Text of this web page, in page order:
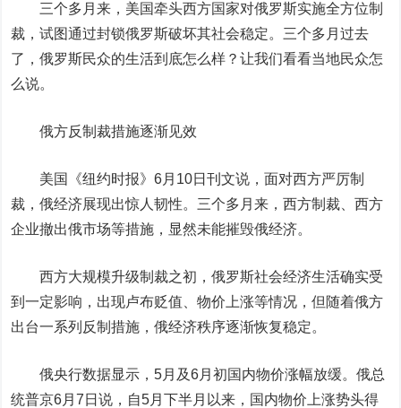
三个多月来，美国牵头西方国家对俄罗斯实施全方位制
裁，试图通过封锁俄罗斯破坏其社会稳定。三个多月过去
了，俄罗斯民众的生活到底怎么样？让我们看看当地民众怎
么说。
俄方反制裁措施逐渐见效
美国《纽约时报》6月10日刊文说，面对西方严厉制
裁，俄经济展现出惊人韧性。三个多月来，西方制裁、西方
企业撤出俄市场等措施，显然未能摧毁俄经济。
西方大规模升级制裁之初，俄罗斯社会经济生活确实受
到一定影响，出现卢布贬值、物价上涨等情况，但随着俄方
出台一系列反制措施，俄经济秩序逐渐恢复稳定。
俄央行数据显示，5月及6月初国内物价涨幅放缓。俄总
统普京6月7日说，自5月下半月以来，国内物价上涨势头得